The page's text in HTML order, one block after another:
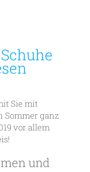
Sie mit
Sommer ganz
vor allem
und